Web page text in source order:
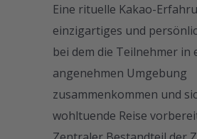
Eine rituelle Kakao-
einzigartiges und
bei dem die Teilnehmer in
angenehmen Umgebung
zusammenkommen und
wohltuende Reise